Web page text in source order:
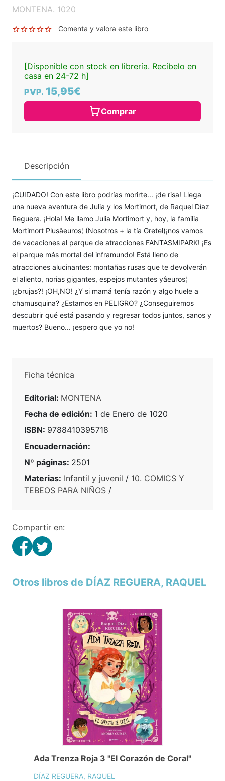
MONTENA. 1020
Comenta y valora este libro
[Disponible con stock en librería. Recíbelo en
casa en 24-72 h]
PVP. 15,95€
Comprar
Descripción
¡CUIDADO! Con este libro podrías morirte... ¡de risa! Llega
una nueva aventura de Julia y los Mortimort, de Raquel Díaz
Reguera. ¡Hola! Me llamo Julia Mortimort y, hoy, la familia
Mortimort Plusâeuros¦ (Nosotros + la tía Gretel)¡nos vamos
de vacaciones al parque de atracciones FANTASMIPARK! ¡Es
el parque más mortal del inframundo! Está lleno de
atracciones alucinantes: montañas rusas que te devolverán
el aliento, norias gigantes, espejos mutantes yâeuros¦
¡¿brujas?! ¡OH,NO! ¿Y si mamá tenía razón y algo huele a
chamusquina? ¿Estamos en PELIGRO? ¿Conseguiremos
descubrir qué está pasando y regresar todos juntos, sanos y
muertos? Bueno... ¡espero que yo no!
Ficha técnica
Editorial: MONTENA
Fecha de edición: 1 de Enero de 1020
ISBN: 9788410395718
Encuadernación:
Nº páginas: 2501
Materias: Infantil y juvenil / 10. COMICS Y
TEBEOS PARA NIÑOS /
Compartir en:
Otros libros de DÍAZ REGUERA, RAQUEL
Ada Trenza Roja 3 "El Corazón de Coral"
DÍAZ REGUERA, RAQUEL